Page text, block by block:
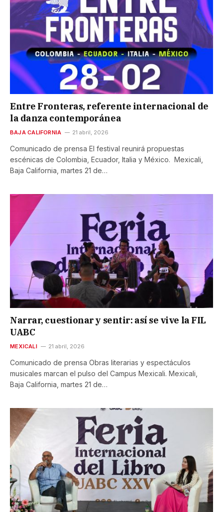
Entre Fronteras, referente internacional de
la danza contemporánea
BAJA CALIFORNIA 21 abril, 2026
Comunicado de prensa El festival reunirá propuestas
escénicas de Colombia, Ecuador, Italia y México. Mexicali,
Baja California, martes 21 de…
Narrar, cuestionar y sentir: así se vive la FIL
UABC
MEXICALI 21 abril, 2026
Comunicado de prensa Obras literarias y espectáculos
musicales marcan el pulso del Campus Mexicali. Mexicali,
Baja California, martes 21 de…